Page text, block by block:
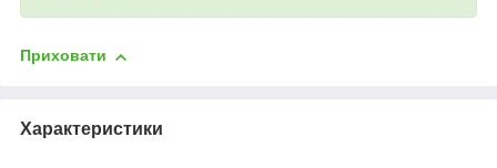
Приховати
Характеристики